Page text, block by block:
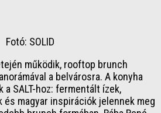
Fotó: SOLID
működik, rooftop brunch
a belvárosra. A konyha
SALT-hoz: fermentált ízek,
és magyar inspirációk jelennek meg